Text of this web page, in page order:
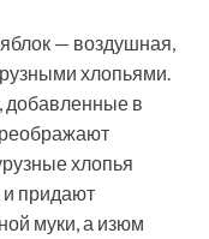
— воздушная,
хлопьями.
добавленные в
хлопья
и придают
муки, а изюм